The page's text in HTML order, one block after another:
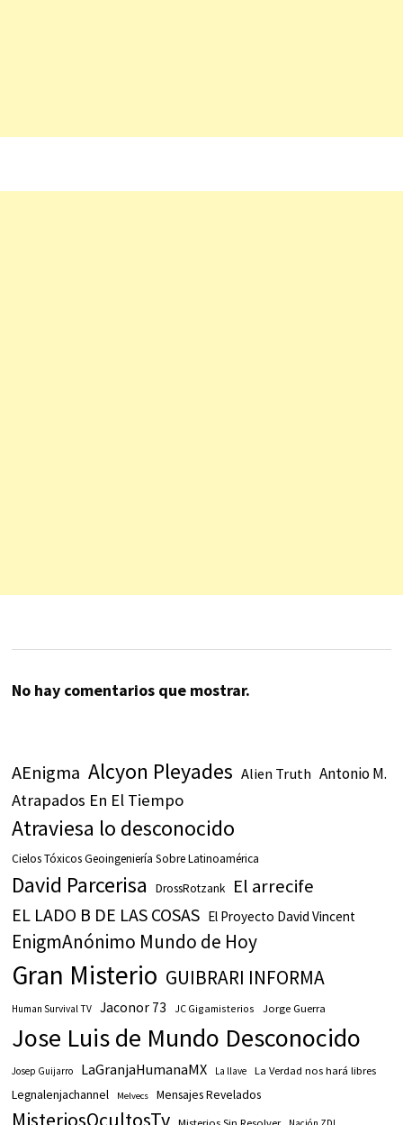
No hay comentarios que mostrar.
AEnigma Alcyon Pleyades Alien Truth Antonio M.
Atrapados En El Tiempo
Atraviesa lo desconocido
Cielos Tóxicos Geoingeniería Sobre Latinoamérica
David Parcerisa DrossRotzank El arrecife
EL LADO B DE LAS COSAS El Proyecto David Vincent
EnigmAnónimo Mundo de Hoy
Gran Misterio GUIBRARI INFORMA
Human Survival TV Jaconor 73 JC Gigamisterios Jorge Guerra
Jose Luis de Mundo Desconocido
Josep Guijarro LaGranjaHumanaMX La llave La Verdad nos hará libres
Legnalenjachannel Melvecs Mensajes Revelados
MisteriosOcultosTv